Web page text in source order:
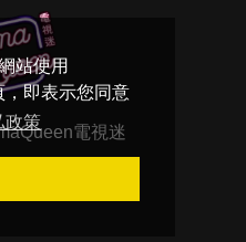
站使用
即表示您同意
政策
電視迷